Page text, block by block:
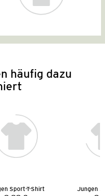
häufig dazu
Sport-T-Shirt Jungen